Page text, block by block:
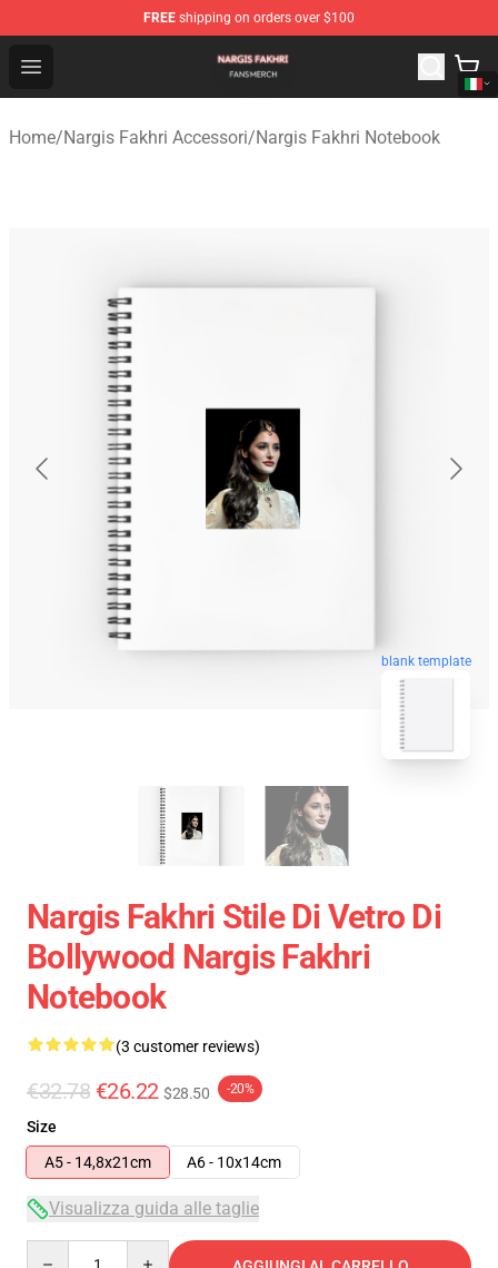
FREE shipping on orders over $100
Open menu
Nargis Fakhri Shop - Official Nargis Fakhri Merchandise
Home/Nargis Fakhri Accessori/Nargis Fakhri Notebook
blank template
Nargis Fakhri Stile Di Vetro Di
Bollywood Nargis Fakhri
Notebook
(3 customer reviews)
€32.78 €26.22 $28.50 -20%
Size
A5 - 14,8x21cm
A6 - 10x14cm
Visualizza guida alle taglie